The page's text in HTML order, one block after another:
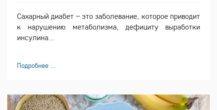
Сахарный диабет – это заболевание, которое приводит
к нарушению метаболизма, дефициту выработки
инсулина...
Подробнее ...